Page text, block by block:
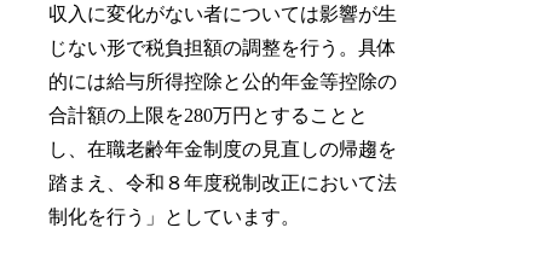
収入に変化がない者については影響が生
じない形で税負担額の調整を行う。具体
的には給与所得控除と公的年金等控除の
合計額の上限を280万円とすることと
し、在職老齢年金制度の見直しの帰趨を
踏まえ、令和８年度税制改正において法
制化を行う」としています。